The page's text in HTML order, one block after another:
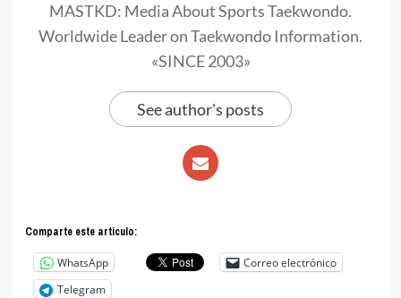
MASTKD: Media About Sports Taekwondo.
Worldwide Leader on Taekwondo Information.
«SINCE 2003»
See author's posts
Comparte este articulo:
WhatsApp
Correo electrónico
Telegram